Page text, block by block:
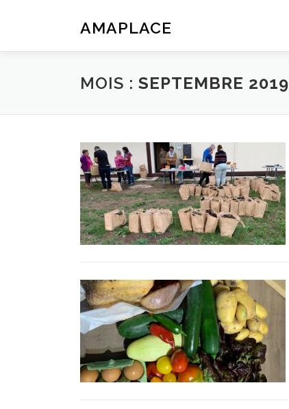
AMAPLACE
MOIS : SEPTEMBRE 2019